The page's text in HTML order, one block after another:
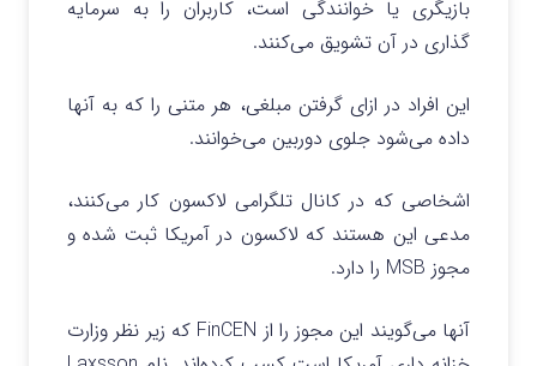
بازیگری یا خوانندگی است، کاربران را به سرمایه
گذاری در آن تشویق می‌کنند.
این افراد در ازای گرفتن مبلغی، هر متنی را که به آنها
داده می‌شود جلوی دوربین می‌خوانند.
اشخاصی که در کانال تلگرامی لاکسون کار می‌کنند،
مدعی این هستند که لاکسون در آمریکا ثبت شده و
مجوز MSB را دارد.
آنها می‌گویند این مجوز را از FinCEN که زیر نظر وزارت